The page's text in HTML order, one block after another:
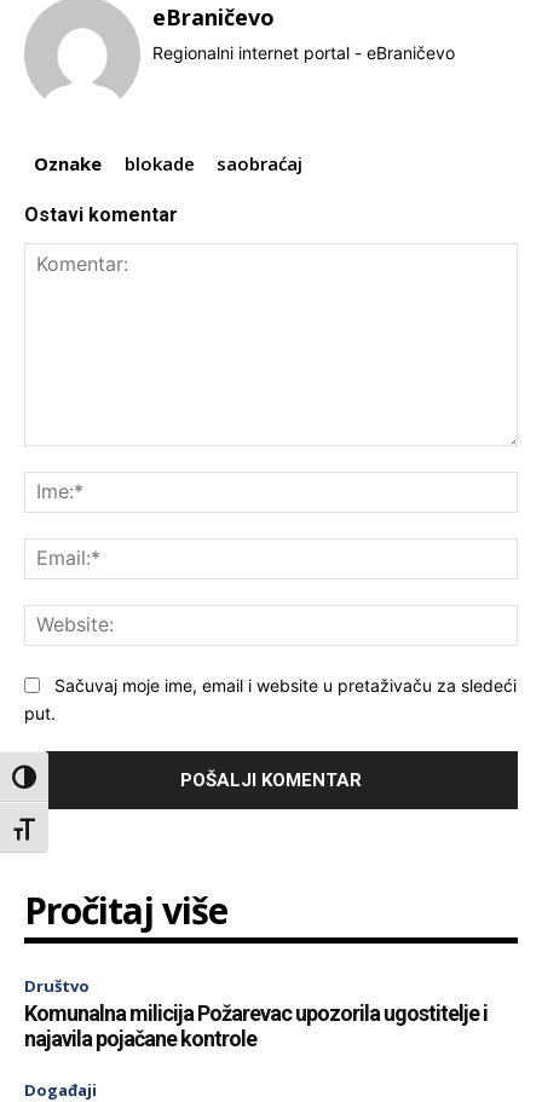
Toggle High Contrast
Toggle Font size
eBraničevo
Regionalni internet portal - eBraničevo
Oznake blokade saobraćaj
Ostavi komentar
Sačuvaj moje ime, email i website u pretaživaču za sledeći
put.
Pročitaj više
Društvo
Komunalna milicija Požarevac upozorila ugostitelje i
najavila pojačane kontrole
Događaji